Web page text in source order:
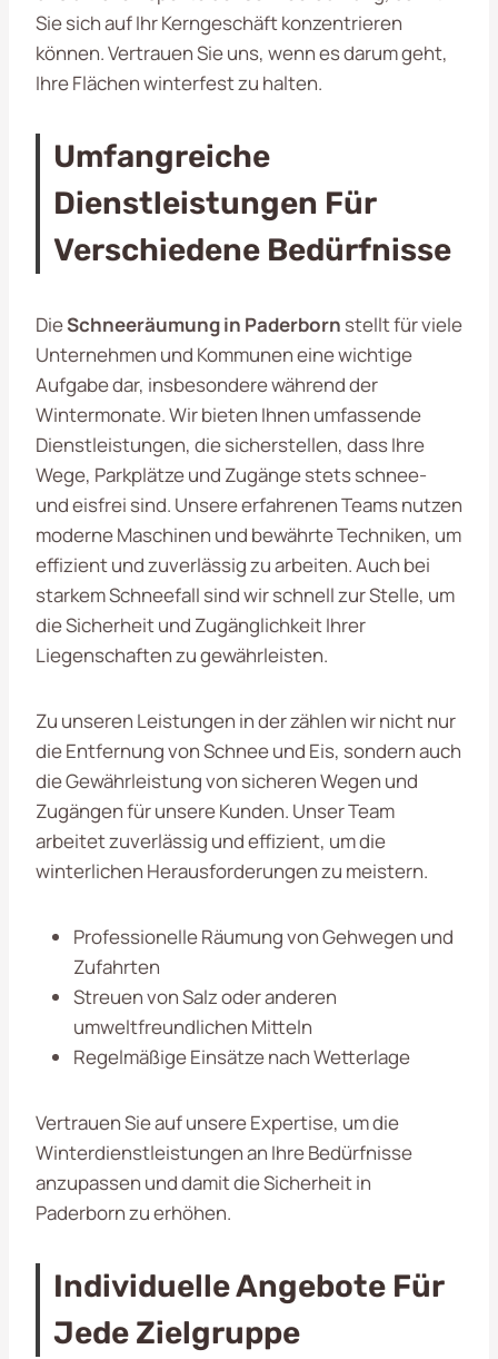
Sie sich auf Ihr Kerngeschäft konzentrieren
können. Vertrauen Sie uns, wenn es darum geht,
Ihre Flächen winterfest zu halten.
Umfangreiche
Dienstleistungen Für
Verschiedene Bedürfnisse
DieSchneeräumung in Paderborn stellt für viele
Unternehmen und Kommunen eine wichtige
Aufgabe dar, insbesondere während der
Wintermonate. Wir bieten Ihnen umfassende
Dienstleistungen, die sicherstellen, dass Ihre
Wege, Parkplätze und Zugänge stets schnee-
und eisfrei sind. Unsere erfahrenen Teams nutzen
moderne Maschinen und bewährte Techniken, um
effizient und zuverlässig zu arbeiten. Auch bei
starkem Schneefall sind wir schnell zur Stelle, um
die Sicherheit und Zugänglichkeit Ihrer
Liegenschaften zu gewährleisten.
Zu unseren Leistungen in derzählen wir nicht nur
die Entfernung von Schnee und Eis, sondern auch
die Gewährleistung von sicheren Wegen und
Zugängen für unsere Kunden. Unser Team
arbeitet zuverlässig und effizient, um die
winterlichen Herausforderungen zu meistern.
Professionelle Räumung von Gehwegen und
Zufahrten
Streuen von Salz oder anderen
umweltfreundlichen Mitteln
Regelmäßige Einsätze nach Wetterlage
Vertrauen Sie auf unsere Expertise, um die
Winterdienstleistungen an Ihre Bedürfnisse
anzupassen und damit die Sicherheit in
Paderborn zu erhöhen.
Individuelle Angebote Für
Jede Zielgruppe